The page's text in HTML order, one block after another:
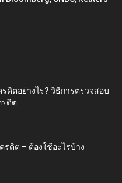
ดิตอย่างไร? วิธีการตรวจสอบ
รดิต
รดิต – ต้องใช้อะไรบ้าง